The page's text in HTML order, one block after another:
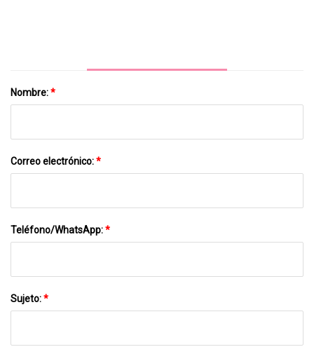
Nombre:*
Correo electrónico:*
Teléfono/WhatsApp:*
Sujeto:*